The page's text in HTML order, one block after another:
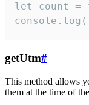
let count =
getUtm#
This method allows
them at the time of